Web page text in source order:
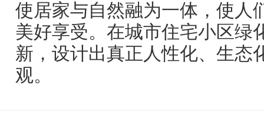
使居家与自然融为一体，使人
美好享受。在城市住宅小区绿
新，设计出真正人性化、生态
观。